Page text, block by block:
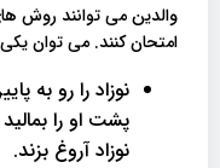
والدین می توانند روش
امتحان کنند. می توان
نوزاد را رو به
پشت او را
نوزاد آروغ بزند.